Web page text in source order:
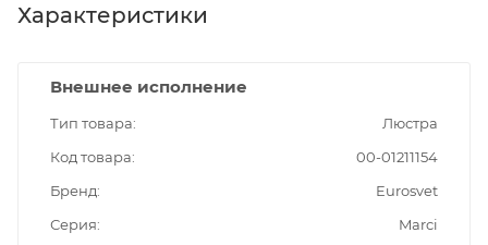
Характеристики
Внешнее исполнение
Тип товара
Люстра
Код товара
00-01211154
Бренд
Eurosvet
Серия
Marci